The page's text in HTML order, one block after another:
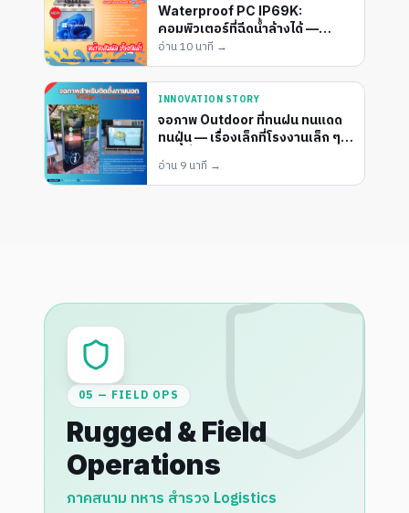
Waterproof PC IP69K:
คอมพิวเตอร์ที่ฉีดน้ำล้างได้ —
โซลูชันลับสำหรับไลน์ผลิตอาหาร
และห้องครัวกลาง
อ่าน10 นาที →
INNOVATION STORY
จอภาพ Outdoor ที่ทนฝน ทนแดด
ทนฝุ่น — เรื่องเล็กที่โรงงานเล็ก ๆ
อ่าน 9 นาที →
05 — FIELD OPS
Rugged & Field
Operations
ภาคสนาม ทหาร สำรวจ Logistics